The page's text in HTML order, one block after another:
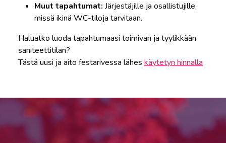
Muut tapahtumat: Järjestäjille ja osallistujille,
missä ikinä WC-tiloja tarvitaan.
Haluatko luoda tapahtumaasi toimivan ja tyylikkään
saniteettitilan?
Tästä uusi ja aito festarivessa lähes käytetyn hinnalla